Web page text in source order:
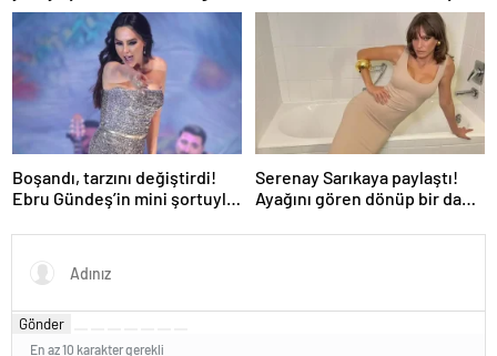
vurdu
sebebi…
Boşandı, tarzını değiştirdi!
Ebru Gündeş’in mini şortuyla
Serenay Sarıkaya paylaştı!
Ayağını gören dönüp bir daha
Gönder
En az 10 karakter gerekli